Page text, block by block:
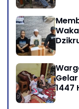
1447